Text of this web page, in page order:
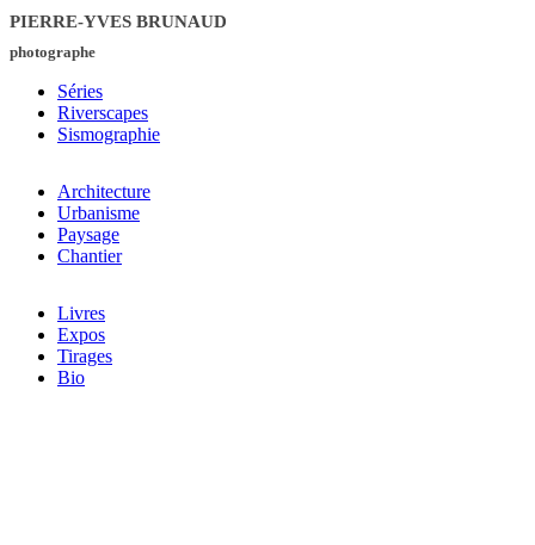
PIERRE-YVES BRUNAUD
photographe
Séries
Riverscapes
Sismographie
Architecture
Urbanisme
Paysage
Chantier
Livres
Expos
Tirages
Bio